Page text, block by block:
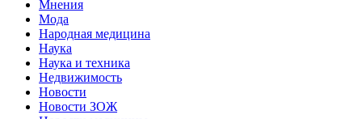
Мнения
Мода
Народная медицина
Наука
Наука и техника
Недвижимость
Новости
Новости ЗОЖ